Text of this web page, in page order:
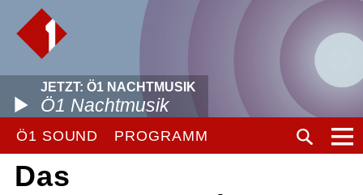
JETZT: Ö1 NACHTMUSIK
Ö1 Nachtmusik
Ö1 SOUND PROGRAMM
Das